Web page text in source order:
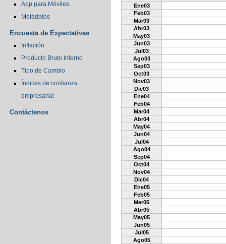
App para Móviles
Metadatos
Encuesta de Expectativas
Inflación
Producto Bruto Interno
Tipo de Cambio
Índices de confianza
empresarial
Contáctenos
Ene03
Feb03
Mar03
Abr03
May03
Jun03
Jul03
Ago03
Sep03
Oct03
Nov03
Dic03
Ene04
Feb04
Mar04
Abr04
May04
Jun04
Jul04
Ago04
Sep04
Oct04
Nov04
Dic04
Ene05
Feb05
Mar05
Abr05
May05
Jun05
Jul05
Ago05